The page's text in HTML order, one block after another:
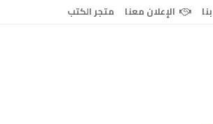
الإعلان معنا متجر الكتب